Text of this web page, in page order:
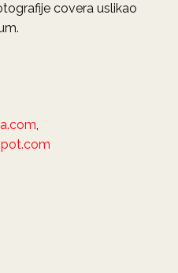
covera uslikao
,